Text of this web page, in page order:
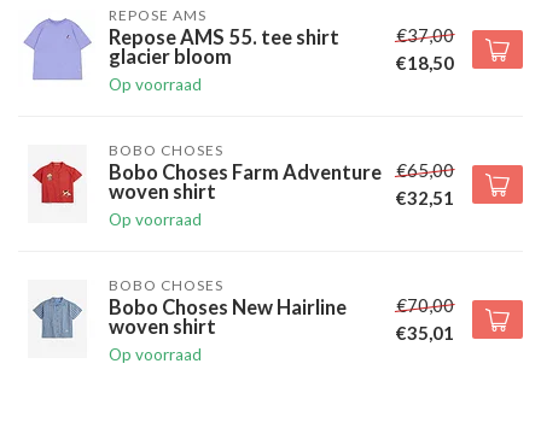
REPOSE AMS
Repose AMS 55. tee shirt
glacier bloom
Op voorraad
€37,00
€18,50
BOBO CHOSES
Bobo Choses Farm Adventure
woven shirt
Op voorraad
€65,00
€32,51
BOBO CHOSES
Bobo Choses New Hairline
woven shirt
Op voorraad
€70,00
€35,01